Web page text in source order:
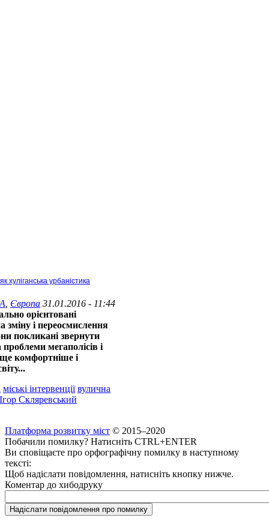
хуліганська урбаністика
, Європа 31.01.2016 - 11:44
орієнтовані
зміну і переосмислення
покликані звернути
мегаполісів і
комфортніше і
міські інтервенції вулична
Ігор Скляревський
Платформа розвитку міст © 2015–2020
Побачили помилку? Натисніть CTRL+ENTER
Ви сповіщаєте про орфографічну помилку в наступному
тексті:
Щоб надіслати повідомлення, натисніть кнопку нижче.
Коментар до хибодруку